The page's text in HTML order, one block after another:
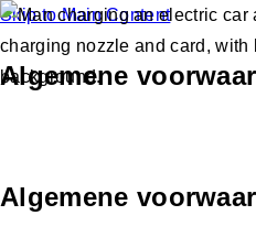
Skip to Main Content
Algemene
Algemene